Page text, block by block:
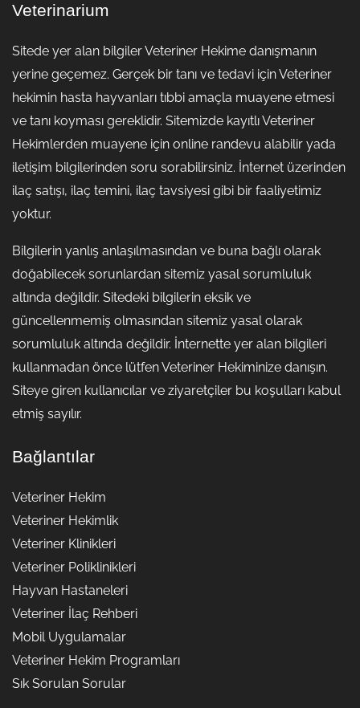
Veterinarium
Sitede yer alan bilgiler Veteriner Hekime danışmanın
yerine geçemez. Gerçek bir tanı ve tedavi için Veteriner
hekimin hasta hayvanları tıbbi amaçla muayene etmesi
ve tanı koyması gereklidir. Sitemizde kayıtlı Veteriner
Hekimlerden muayene için online randevu alabilir yada
iletişim bilgilerinden soru sorabilirsiniz. İnternet üzerinden
ilaç satışı, ilaç temini, ilaç tavsiyesi gibi bir faaliyetimiz
yoktur.
Bilgilerin yanlış anlaşılmasından ve buna bağlı olarak
doğabilecek sorunlardan sitemiz yasal sorumluluk
altında değildir. Sitedeki bilgilerin eksik ve
güncellenmemiş olmasından sitemiz yasal olarak
sorumluluk altında değildir. İnternette yer alan bilgileri
kullanmadan önce lütfen Veteriner Hekiminize danışın.
Siteye giren kullanıcılar ve ziyaretçiler bu koşulları kabul
etmiş sayılır.
Bağlantılar
Veteriner Hekim
Veteriner Hekimlik
Veteriner Klinikleri
Veteriner Poliklinikleri
Hayvan Hastaneleri
Veteriner İlaç Rehberi
Mobil Uygulamalar
Veteriner Hekim Programları
Sık Sorulan Sorular